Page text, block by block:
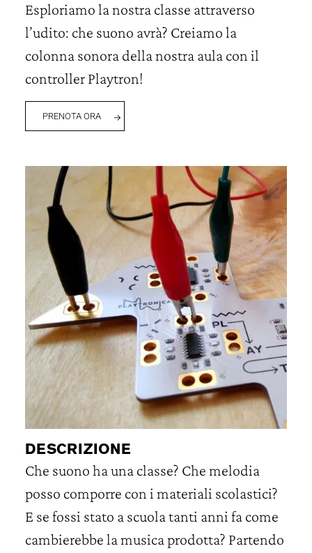
Esploriamo la nostra classe attraverso
l’udito: che suono avrà? Creiamo la
colonna sonora della nostra aula con il
controller Playtron!
PRENOTA ORA
DESCRIZIONE
Che suono ha una classe? Che melodia
posso comporre con i materiali scolastici?
E se fossi stato a scuola tanti anni fa come
cambierebbe la musica prodotta? Partendo